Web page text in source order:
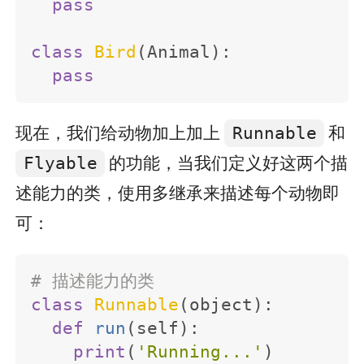
pass
class Bird (Animal ):
pass
现在，我们给动物加上加上 Runnable
和
Flyable
的功能，当我们定义好这两个描
述能力的类，使用多继承来描述每个动物即
可：
class
Runnable ( object ):
def
run ( self ):
print ( 'Running...' )